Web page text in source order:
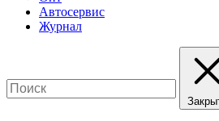
Автосервис
Журнал